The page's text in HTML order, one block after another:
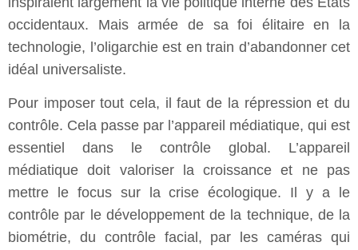
occidentaux. Mais armée de sa foi élitaire en la
technologie, l’oligarchie est en train d’abandonner cet
idéal universaliste.
Pour imposer tout cela, il faut de la répression et du
contrôle. Cela passe par l’appareil médiatique, qui est
essentiel dans le contrôle global. L’appareil
médiatique doit valoriser la croissance et ne pas
mettre le focus sur la crise écologique. Il y a le
contrôle par le développement de la technique, de la
biométrie, du contrôle facial, par les caméras qui